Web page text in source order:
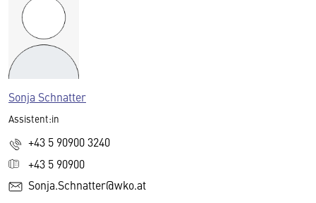
Sonja Schnatter
Assistent:in
+43 5 90900 3240
+43 5 90900
Sonja.Schnatter@wko.at